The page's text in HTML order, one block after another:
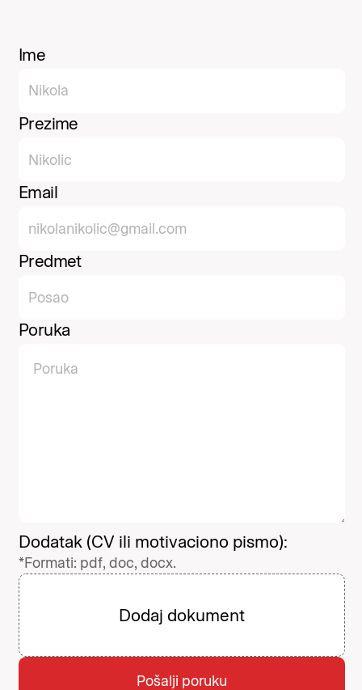
Ime
Prezime
Email
Predmet
Poruka
Dodatak (CV ili motivaciono pismo):
*Formati: pdf, doc, docx.
Dodaj dokument